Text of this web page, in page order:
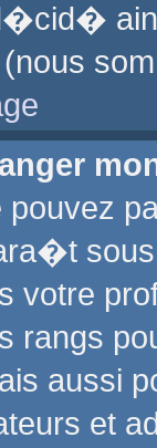
votre
rangs
aussi
et